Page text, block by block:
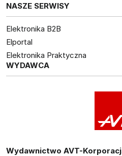
NASZE SERWISY
Elektronika B2B
Elportal
Elektronika Praktyczna
WYDAWCA
Wydawnictwo AVT-